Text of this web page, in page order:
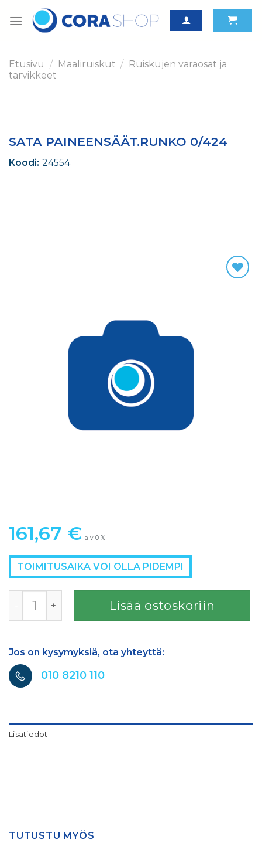
Etusivu / Maaliruiskut / Ruiskujen varaosat ja
tarvikkeet
SATA PAINEENSÄÄT.RUNKO 0/424
Koodi: 24554
161,67 € alv 0 %
TOIMITUSAIKA VOI OLLA PIDEMPI
Lisää ostoskoriin
Jos on kysymyksiä, ota yhteyttä:
010 8210 110
Lisätiedot
TUTUSTU MYÖS